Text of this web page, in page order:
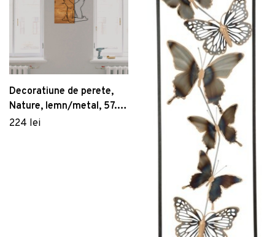
Decoratiune de perete,
Nature, lemn/metal, 57.5
x 33 cm, negru/maro
224 lei